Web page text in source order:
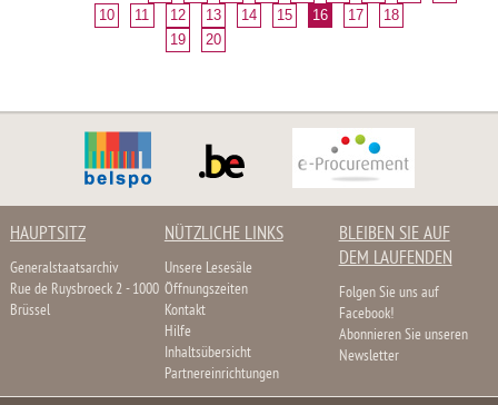
10
11 12 13 14 15 16 17
18
19
20
HAUPTSITZ
Generalstaatsarchiv
Rue de Ruysbroeck 2 - 1000
Brüssel
NÜTZLICHE LINKS
Unsere Lesesäle
Öffnungszeiten
Kontakt
Hilfe
Inhaltsübersicht
Partnereinrichtungen
BLEIBEN SIE AUF
DEM LAUFENDEN
Folgen Sie uns auf
Facebook!
Abonnieren Sie unseren
Newsletter